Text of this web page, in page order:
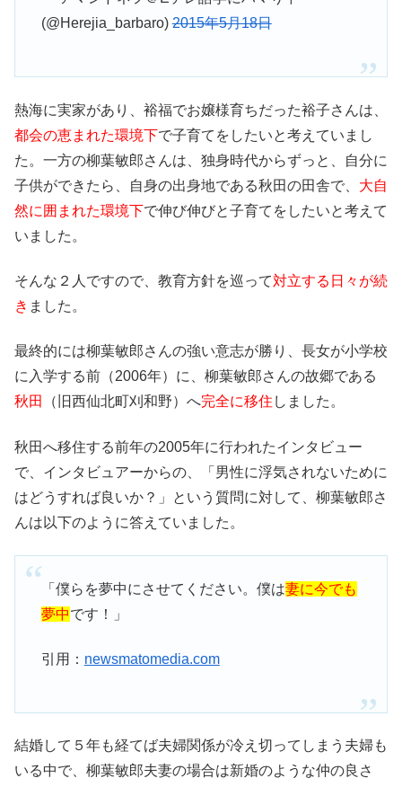
(@Herejia_barbaro)2015年5月18日
熱海に実家があり、裕福でお嬢様育ちだった裕子さんは、
都会の恵まれた環境下で子育てをしたいと考えていまし
た。一方の柳葉敏郎さんは、独身時代からずっと、自分に
子供ができたら、自身の出身地である秋田の田舎で、 大自
然に囲まれた環境下で伸び伸びと子育てをしたいと考えて
いました。
そんな２人ですので、教育方針を巡って対立する日々が続
き ました。
最終的には柳葉敏郎さんの強い意志が勝り、長女が小学校
に入学する前（2006年）に、柳葉敏郎さんの故郷である
秋田
（旧西仙北町刈和野）へ完全に移住 しました。
秋田へ移住する前年の2005年に行われたインタビュー
で、インタビュアーからの、「男性に浮気されないために
はどうすれば良いか？」という質問に対して、柳葉敏郎さ
んは以下のように答えていました。
「僕らを夢中にさせてください。僕は妻に今でも
夢中です！」
引用： newsmatomedia.com
結婚して５年も経てば夫婦関係が冷え切ってしまう夫婦も
いる中で、柳葉敏郎夫妻の場合は新婚のような仲の良さ